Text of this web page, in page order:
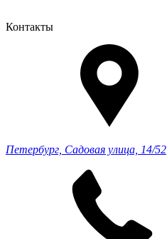
Контакты
Петербург, Садовая улица, 14/52